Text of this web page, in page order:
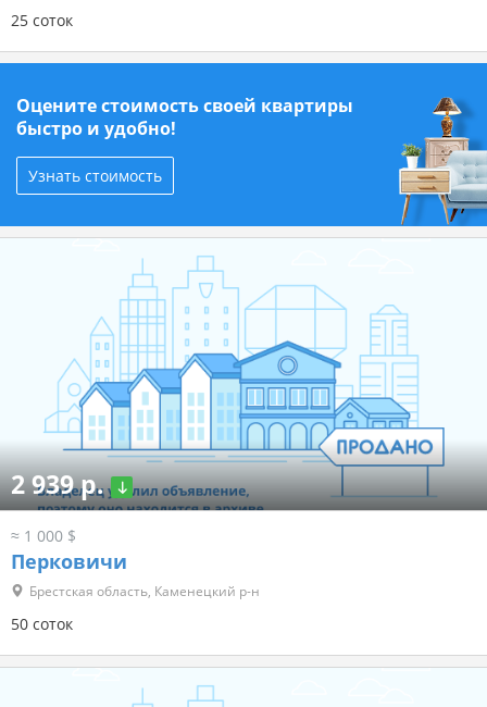
25 соток
Оцените стоимость своей квартиры
быстро и удобно!
Узнать стоимость
2 939 р.
≈ 1 000 $
Перковичи
Брестская область, Каменецкий р-н
50 соток